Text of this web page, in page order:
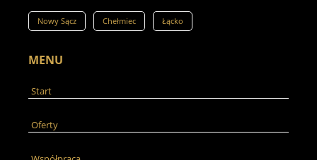
Nowy Sącz Chełmiec Łącko
MENU
Start
Oferty